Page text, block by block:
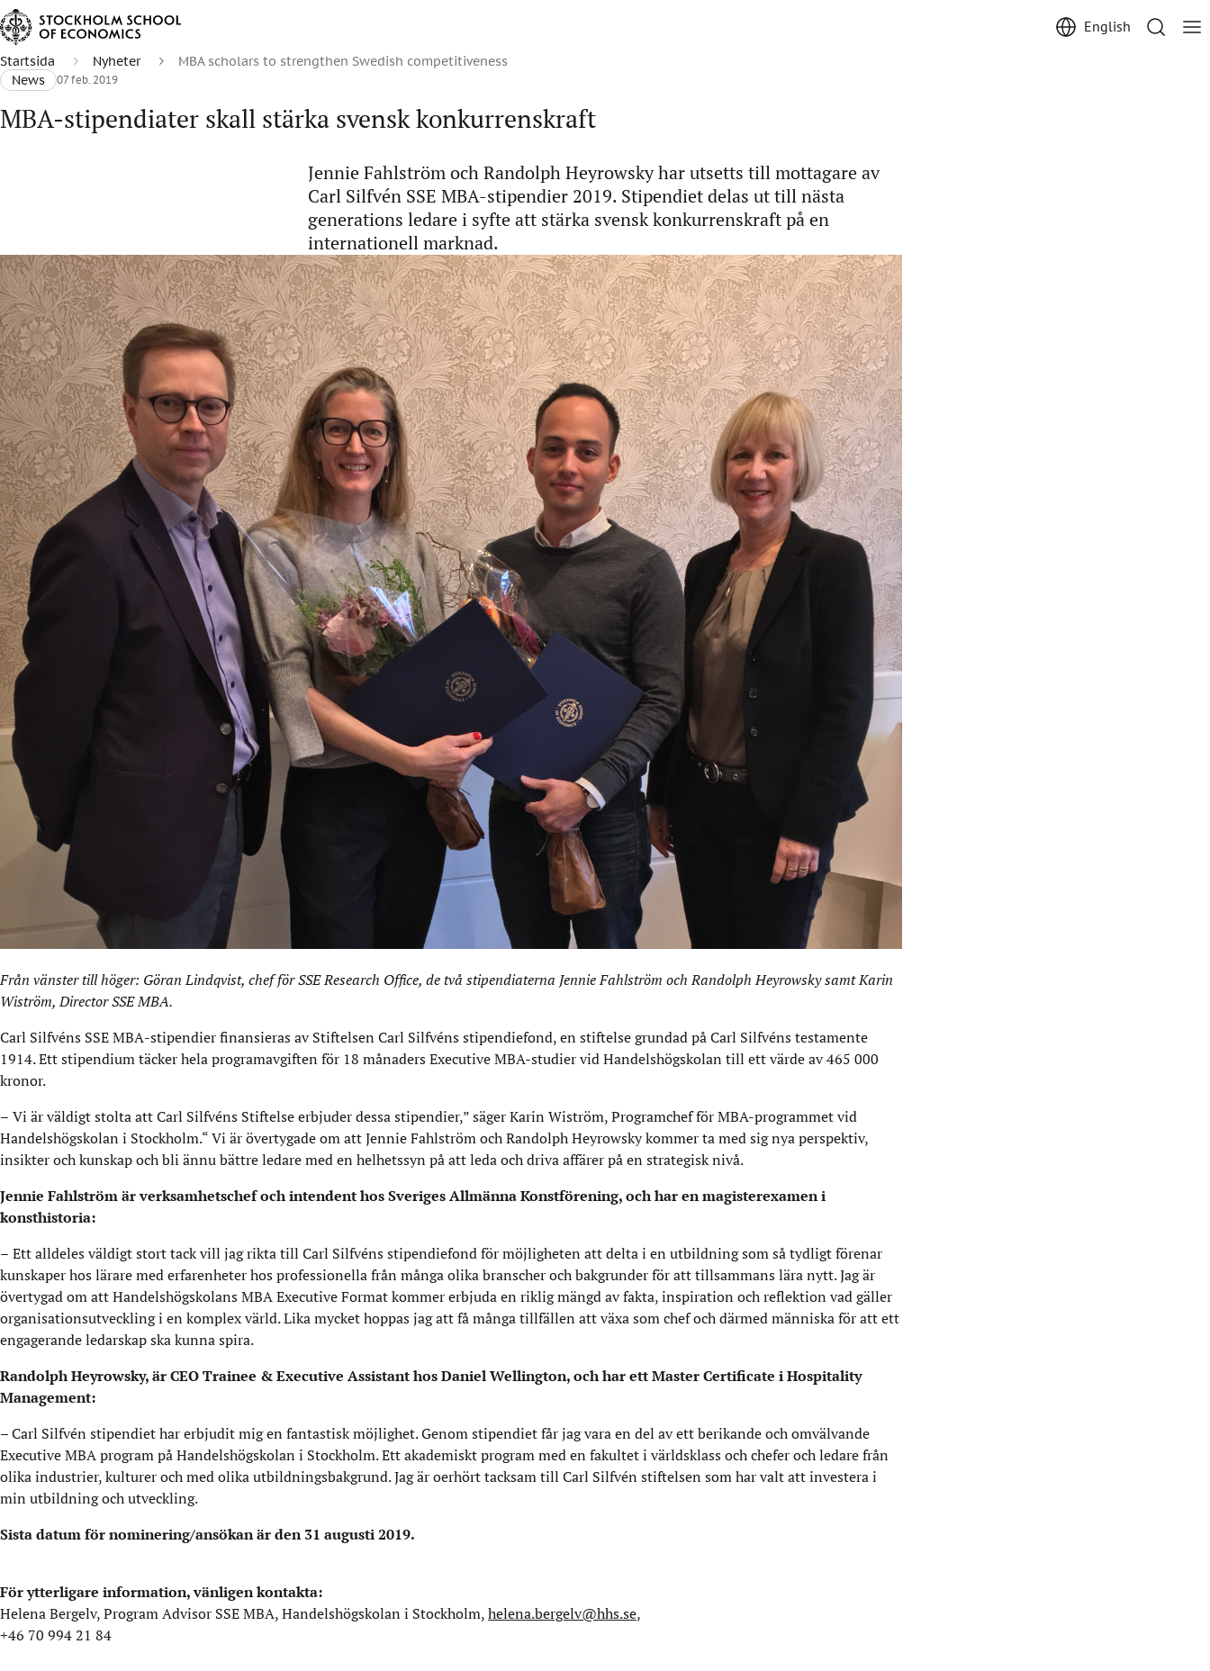
English
Startsida Nyheter
MBA scholars to strengthen Swedish competitiveness
News
07 feb. 2019
MBA-stipendiater skall stärka svensk konkurrenskraft
Jennie Fahlström och Randolph Heyrowsky har utsetts till mottagare av
Carl Silfvén SSE MBA-stipendier 2019. Stipendiet delas ut till nästa
generations ledare i syfte att stärka svensk konkurrenskraft på en
internationell marknad.
Från vänster till höger: Göran Lindqvist, chef för SSE Research Office, ​de två stipendiaterna Jennie Fahlström och Randolph Heyrowsky samt Karin
Wiström, Director SSE MBA.
Carl Silfvéns SSE MBA-stipendier finansieras av Stiftelsen Carl Silfvéns stipendiefond, en stiftelse grundad på Carl Silfvéns testamente
1914. Ett stipendium täcker hela programavgiften för 18 månaders Executive MBA-studier vid Handelshögskolan till ett värde av 465 000
kronor.
– Vi är väldigt stolta att Carl Silfvéns Stiftelse erbjuder dessa stipendier,” säger Karin Wiström, Programchef för MBA-programmet vid
Handelshögskolan i Stockholm.“ Vi är övertygade om att Jennie Fahlström och Randolph Heyrowsky kommer ta med sig nya perspektiv,
insikter och kunskap och bli ännu bättre ledare med en helhetssyn på att leda och driva affärer på en strategisk nivå.
Jennie Fahlström är verksamhetschef och intendent hos Sveriges Allmänna Konstförening, och har en magisterexamen i
konsthistoria:
– Ett alldeles väldigt stort tack vill jag rikta till Carl Silfvéns stipendiefond för möjligheten att delta i en utbildning som så tydligt förenar
kunskaper hos lärare med erfarenheter hos professionella från många olika branscher och bakgrunder för att tillsammans lära nytt. Jag är
övertygad om att Handelshögskolans MBA Executive Format kommer erbjuda en riklig mängd av fakta, inspiration och reflektion vad gäller
organisationsutveckling i en komplex värld. Lika mycket hoppas jag att få många tillfällen att växa som chef och därmed människa för att ett
engagerande ledarskap ska kunna spira.
Randolph Heyrowsky, är CEO Trainee & Executive Assistant hos Daniel Wellington, och har ett Master Certificate i Hospitality
Management:
– Carl Silfvén stipendiet har erbjudit mig en fantastisk möjlighet. Genom stipendiet får jag vara en del av ett berikande och omvälvande
Executive MBA program på Handelshögskolan i Stockholm. Ett akademiskt program med en fakultet i världsklass och chefer och ledare från
olika industrier, kulturer och med olika utbildningsbakgrund. Jag är oerhört tacksam till Carl Silfvén stiftelsen som har valt att investera i
min utbildning och utveckling.
Sista datum för nominering/ansökan är den 31 augusti 2019.
För ytterligare information, vänligen kontakta:
Helena Bergelv, Program Advisor SSE MBA, Handelshögskolan i Stockholm,helena.bergelv@hhs.se,
+46 70 994 21 84